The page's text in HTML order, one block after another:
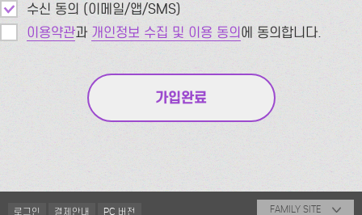
수신 동의 (이메일/앱/SMS)
이용약관과 개인정보 수집 및 이용 동의에 동의합니다.
로그인 결제안내 PC 버전 FAMILY SITE